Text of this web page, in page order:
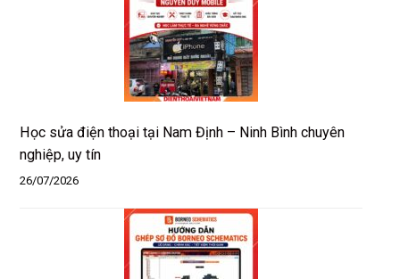
Học sửa điện thoại tại Nam Định – Ninh Bình chuyên
nghiệp, uy tín
26/07/2026